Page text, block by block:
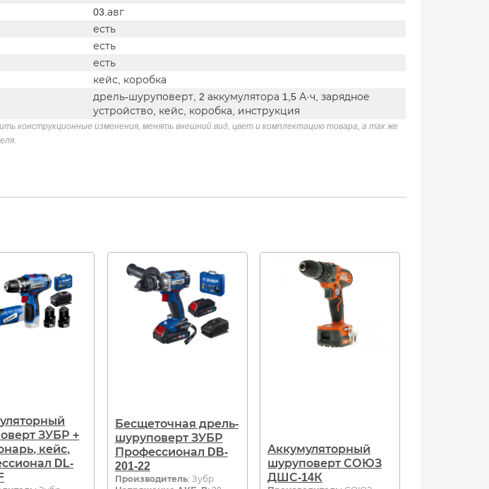
03.авг
есть
есть
есть
кейс, коробка
дрель-шуруповерт, 2 аккумулятора 1,5 А·ч, зарядное
устройство, кейс, коробка, инструкция
конструкционные изменения, менять внешний вид, цвет и комплектацию товара, а так же
ЗУБР +
кейс,
DL-
Бесщеточная дрель-
шуруповерт ЗУБР
Профессионал DB-
201-22
Производитель: Зубр
Аккумуляторный
шуруповерт СОЮЗ
ДШС-14К